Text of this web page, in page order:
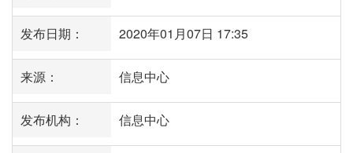
发布日期： 2020年01月07日 17:35
来源： 信息中心
发布机构： 信息中心